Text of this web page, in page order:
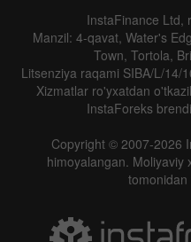
InstaFinance Ltd,
Manzil: 4-qavat, Water's
Town, Tortola,
Litsenziya raqami SIBA/L/14/
Xizmatlar ro'yxatdan
InstaForeks
Copyright © 2007-2026
himoyalangan. Moliyaviy